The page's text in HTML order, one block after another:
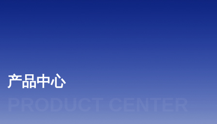
产品中心